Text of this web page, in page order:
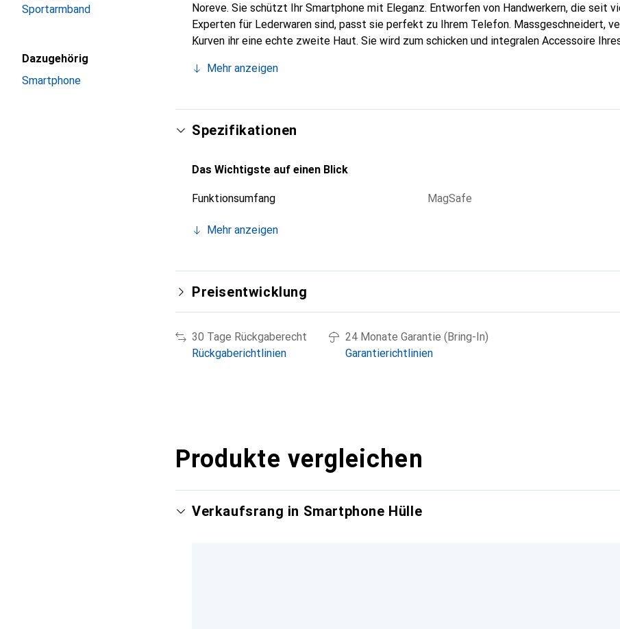
Sportarmband
Dazugehörig
Smartphone
Noreve. Sie schützt Ihr Smartphone mit Eleganz. Entworfen von Handwerkern, die seit
Experten für Lederwaren sind, passt sie perfekt zu Ihrem Telefon. Massgeschneidert,
Kurven ihr eine echte zweite Haut. Sie wird zum schicken und integralen Accessoire
anspruchsvolle Kundschaft.
Mehr anzeigen
Spezifikationen
Das Wichtigste auf einen Blick
Funktionsumfang MagSafe
Mehr anzeigen
Preisentwicklung
30 Tage Rückgaberecht
Rückgaberichtlinien
24 Monate Garantie (Bring-In)
Garantierichtlinien
Produkte vergleichen
Verkaufsrang in Smartphone Hülle